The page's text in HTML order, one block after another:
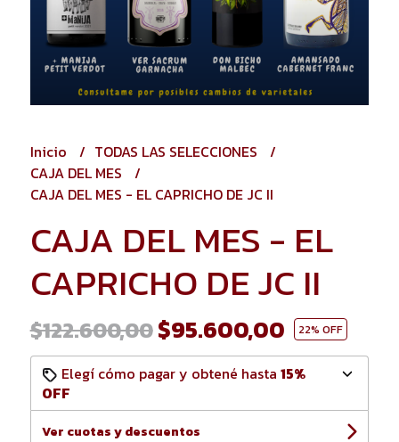
Inicio
TODAS LAS SELECCIONES
CAJA DEL MES
CAJA DEL MES - EL CAPRICHO DE JC II
CAJA DEL MES - EL
CAPRICHO DE JC II
$122.600,00$95.600,00 22% OFF
Elegí cómo pagar y obtené hasta 15%
OFF
Ver cuotas y descuentos